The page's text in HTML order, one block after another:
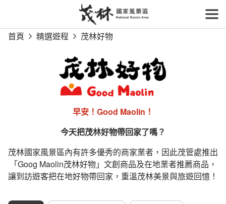
主
開
首頁
精選遊程 茂林好物
早安！Good Maolin！
今天把茂林好物帶回家了嗎？
茂林國家風景區內有許多優秀的商家業者，因此茂管處推出
「Goog Maolin茂林好物」文創商品及在地業者推薦商品，
讓到訪遊客把在地好物帶回家，重溫茂林美景與旅遊回憶！